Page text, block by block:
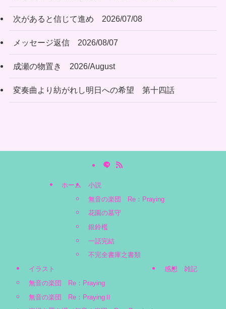
次があると信じて進め 2026/07/08
メッセージ返信 2026/08/07
成瀬の物置き 2026/August
変奏曲より紡がれし明日への希望 第十四話
ホーム
小説
無音の楽団 Re：Praying
花園の墓守
銀鈴檻
一話完結
不完全書庫之書類
イラスト
無音の楽団 Re：Praying
無音の楽団 Re：PrayingⅡ
感想 雑記